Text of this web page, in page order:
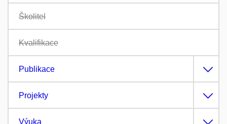
Školitel
Kvalifikace
Publikace
Projekty
Výuka